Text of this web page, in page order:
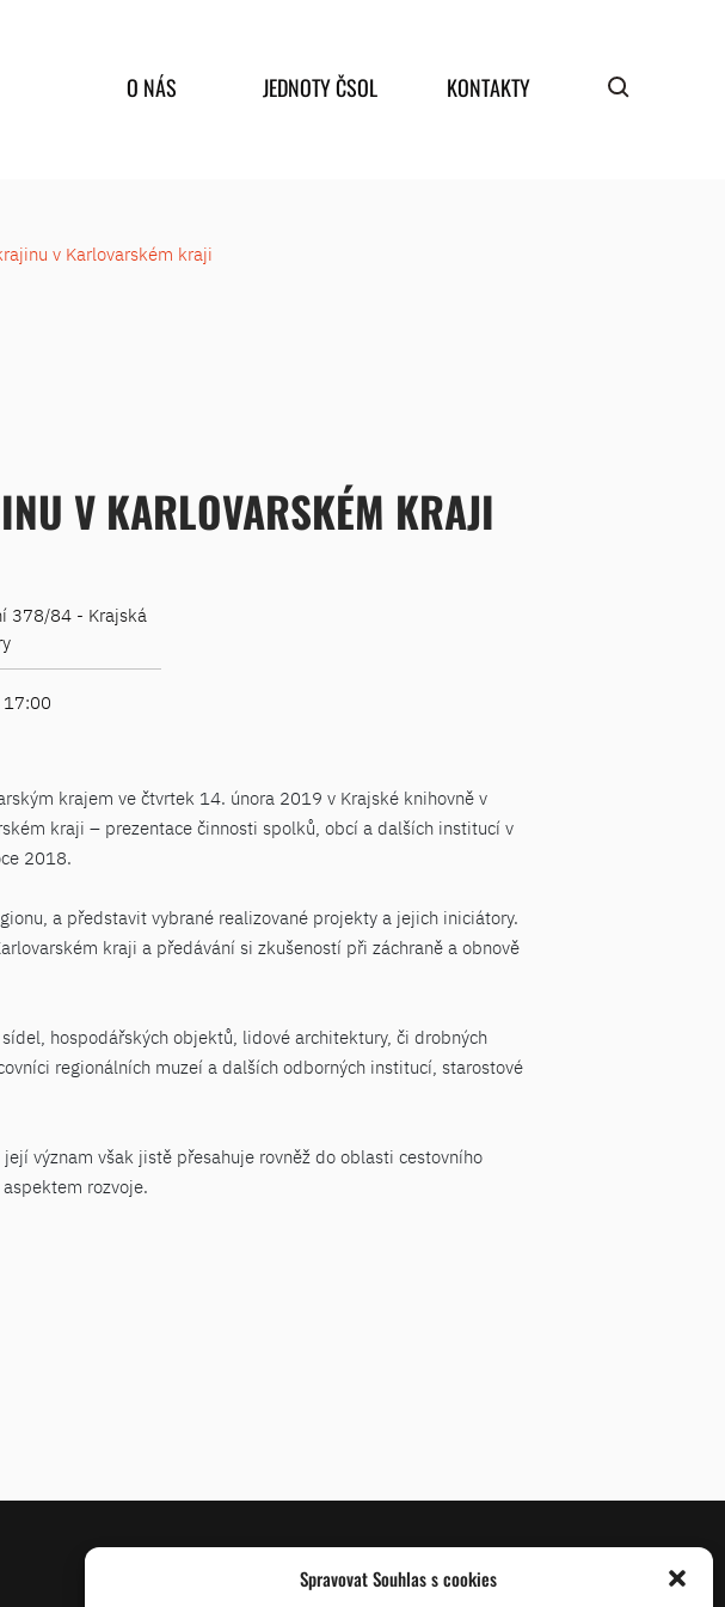
Spravovat Souhlas s cookies
O NÁS JEDNOTY ČSOL KONTAKTY
v Karlovarském kraji
V KARLOVARSKÉM KRAJI
378/84 - Krajská
krajem ve čtvrtek 14. února 2019 v Krajské knihovně v
kraji – prezentace činnosti spolků, obcí a dalších institucí v
2018.
a představit vybrané realizované projekty a jejich iniciátory.
kraji a předávání si zkušeností při záchraně a obnově
hospodářských objektů, lidové architektury, či drobných
regionálních muzeí a dalších odborných institucí, starostové
význam však jistě přesahuje rovněž do oblasti cestovního
rozvoje.